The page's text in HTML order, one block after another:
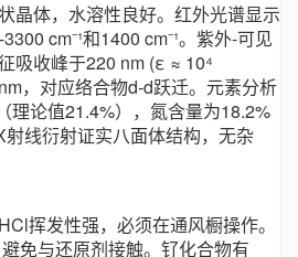
晶体，水溶性良好。红外光谱显示
cm⁻¹和1400 cm⁻¹。紫外-可见
吸收峰于220 nm (ε ≈ 10⁴
nm，对应络合物d-d跃迁。元素分析
理论值21.4%），氮含量为18.2%
射线衍射证实八面体结构，无杂
挥发性强，必须在通风橱操作。
免与还原剂接触。钌化合物有